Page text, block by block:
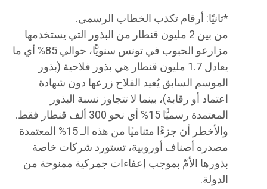
*​ثانيًا: أرقام تكذب الخطاب الرسمي.
من بين 2 مليون قنطار من البذور التي يستخدمها
مزارعو الحبوب في تونس سنويًّا، حوالي 85% أي ما
يعادل 1.7 مليون قنطار هي بذور فلاحية (بذور
الموسم السابق يُعيد الفلاح زرعها دون شهادة
اعتماد أو رقابة)، بينما لا تتجاوز نسبة البذور
المعتمدة رسميًّا 15% أي نحو 300 ألف قنطار فقط.
والأخطر أن جزءًا متناميًا من هذه الـ 15% المعتمدة
مصدره أصناف أوروبية، تستورد شركات خاصة
بذورها الأمّ بموجب إعفاءات جمركية ممنوحة من
الدولة.